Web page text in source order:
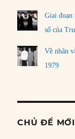
Giai đoạn
số của
Về nhân
1979
CHỦ ĐỀ MỚI